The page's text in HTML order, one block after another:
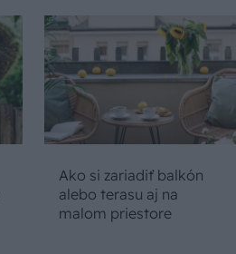
Ako si zariadiť balkón
alebo terasu aj na
malom priestore